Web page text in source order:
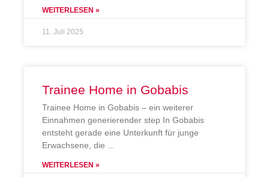
WEITERLESEN »
11. Juli 2025
Trainee Home in Gobabis
Trainee Home in Gobabis – ein weiterer
Einnahmen generierender step In Gobabis
entsteht gerade eine Unterkunft für junge
Erwachsene, die
WEITERLESEN »